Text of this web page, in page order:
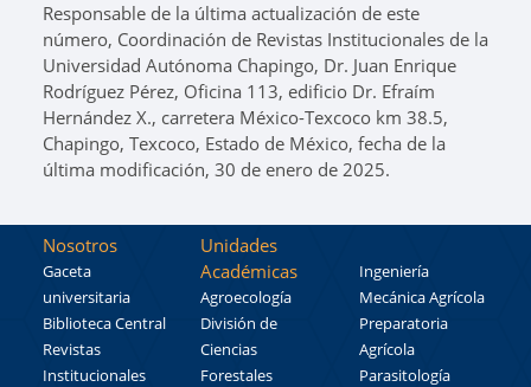
Responsable de la última actualización de este
número, Coordinación de Revistas Institucionales de la
Universidad Autónoma Chapingo, Dr. Juan Enrique
Rodríguez Pérez, Oficina 113, edificio Dr. Efraím
Hernández X., carretera México-Texcoco km 38.5,
Chapingo, Texcoco, Estado de México, fecha de la
última modificación, 30 de enero de 2025.
Nosotros
Gaceta
universitaria
Biblioteca Central
Revistas
Institucionales
Unidades
Académicas
Agroecología
División de
Ciencias
Forestales
Ingeniería
Mecánica Agrícola
Preparatoria
Agrícola
Parasitología